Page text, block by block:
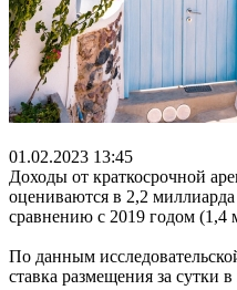
01.02.2023 13:45
Доходы от краткосрочной
оцениваются в 2,2
сравнению с 2019 годом (1,4
По данным
ставка размещения за сутки